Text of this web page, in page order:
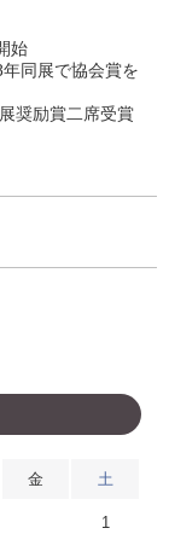
始
同展で協会賞を
奨励賞二席受賞
金 土
1